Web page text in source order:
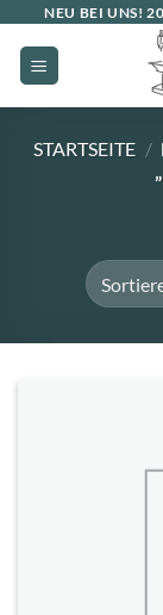
Inhalt
springen
NEU BEI UNS!
STARTSEITE /